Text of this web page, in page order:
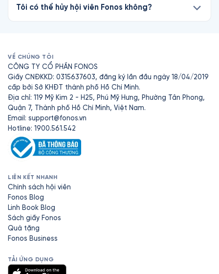
Tôi có thể hủy hội viên Fonos không?
VỀ CHÚNG TÔI
CÔNG TY CỔ PHẦN FONOS
Giấy CNĐKKD: 0315637603, đăng ký lần đầu ngày 18/04/2019
cấp bởi Sở KHĐT thành phố Hồ Chí Minh.
Địa chỉ: 119 Mỹ Kim 2 - H25, Phú Mỹ Hưng, Phường Tân Phong,
Quận 7, Thành phố Hồ Chí Minh, Việt Nam.
Email: support@fonos.vn
Hotline: 1900.561.542
LIÊN KẾT NHANH
Chính sách hội viên
Fonos Blog
Linh Book Blog
Sách giấy Fonos
Quà tặng
Fonos Business
TẢI ỨNG DỤNG